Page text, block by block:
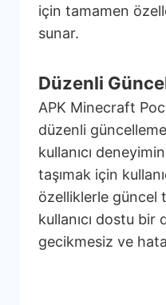
için tamamen
sunar.
Düzenli
APK Minecraft
düzenli
kullanıcı
taşımak için
özelliklerle güncel
kullanıcı dostu bir
gecikmesiz ve